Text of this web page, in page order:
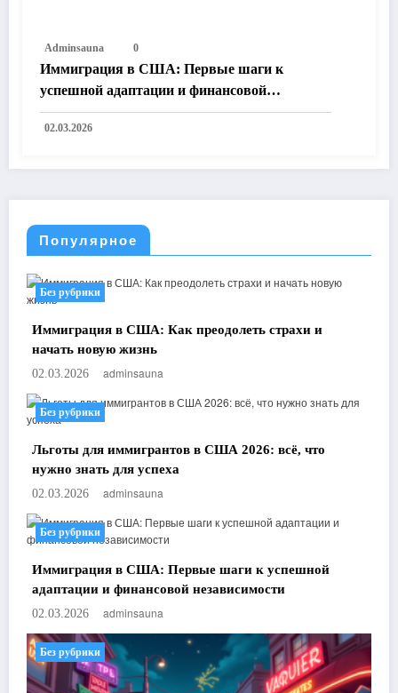
Adminsauna 0
Иммиграция в США: Первые шаги к
успешной адаптации и финансовой
независимости
02.03.2026
Популярное
Без рубрики
Иммиграция в США: Как преодолеть страхи и
начать новую жизнь
02.03.2026 adminsauna
Без рубрики
Льготы для иммигрантов в США 2026: всё, что
нужно знать для успеха
02.03.2026 adminsauna
Без рубрики
Иммиграция в США: Первые шаги к успешной
адаптации и финансовой независимости
02.03.2026 adminsauna
Без рубрики